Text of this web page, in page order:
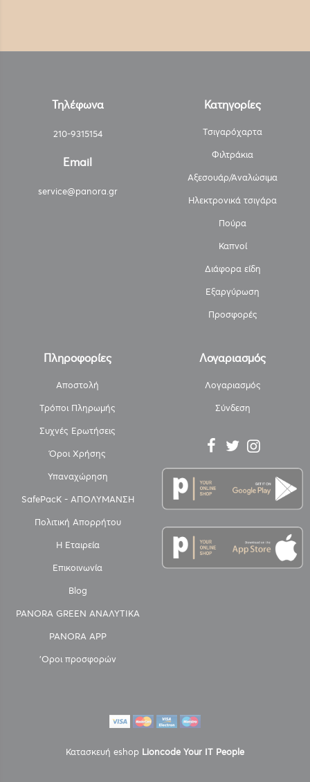
Τηλέφωνα
210-9315154
Email
service@panora.gr
Κατηγορίες
Τσιγαρόχαρτα
Φιλτράκια
Αξεσουάρ/Αναλώσιμα
Ηλεκτρονικά τσιγάρα
Πούρα
Καπνοί
Διάφορα είδη
Εξαργύρωση
Προσφορές
Πληροφορίες
Αποστολή
Τρόποι Πληρωμής
Συχνές Ερωτήσεις
Όροι Χρήσης
Υπαναχώρηση
SafePacK - ΑΠΟΛΥΜΑΝΣΗ
Πολιτική Απορρήτου
Η Εταιρεία
Επικοινωνία
Blog
PANORA GREEN ΑΝΑΛΥΤΙΚΑ
PANORA APP
'Οροι προσφορών
Λογαριασμός
Λογαριασμός
Σύνδεση
Κατασκευή eshop Lioncode Your IT People